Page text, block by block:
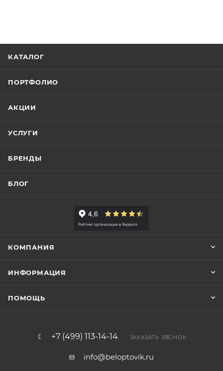
КАТАЛОГ
ПОРТФОЛИО
АКЦИИ
УСЛУГИ
БРЕНДЫ
БЛОГ
КОМПАНИЯ
ИНФОРМАЦИЯ
ПОМОЩЬ
+7 (499) 113-14-14 ЗАКАЗАТЬ ЗВОНОК
info@beloptovik.ru